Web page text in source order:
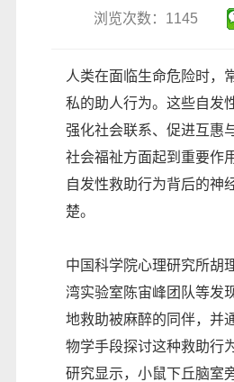
浏览次数：1145
人类在面临生命危险时，
私的助人行为。这些自发
强化社会联系、促进互惠
社会福祉方面起到重要作
自发性救助行为背后的神
楚。
中国科学院心理研究所胡
湾实验室陈宙峰团队等发
地救助被麻醉的同伴，并
物学手段探讨这种救助行
研究显示，小鼠下丘脑室